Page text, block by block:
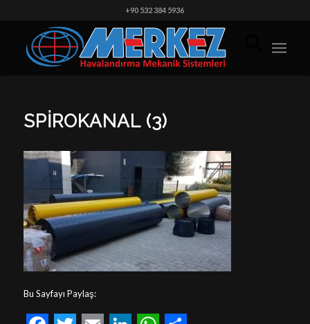
+90 532 384 5936
SPIROKANAL (3)
Bu Sayfayı Paylaş: